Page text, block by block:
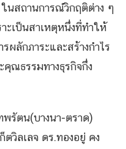
นสถานการณ์วิกฤติต่าง ๆ
ะเป็นสาเหตุหนึ่งที่ทำให้
ผลักภาระและสร้างกำไร
คุณธรรมทางธุรกิจกึ่ง
พรัตน(บางนา-ตราด)
วิลเลจ ดร.ทองอยู่ คง